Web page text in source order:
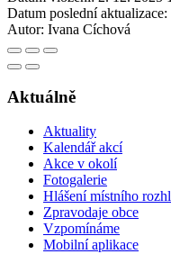
Datum poslední aktualizace:
Autor: Ivana Cíchová
Aktuálně
Aktuality
Kalendář akcí
Akce v okolí
Fotogalerie
Hlášení místního
Zpravodaje obce
Vzpomínáme
Mobilní aplikace